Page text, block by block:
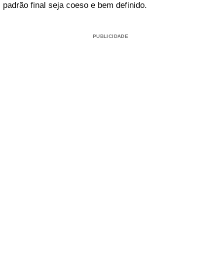
padrão final seja coeso e bem definido.
PUBLICIDADE